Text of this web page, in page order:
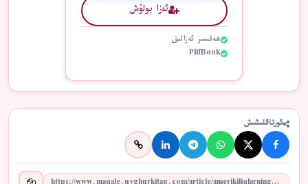
ئەزا بولۇش
ھەقسىز ئەزالىق
PlifBook
ئورتاقلىشىش